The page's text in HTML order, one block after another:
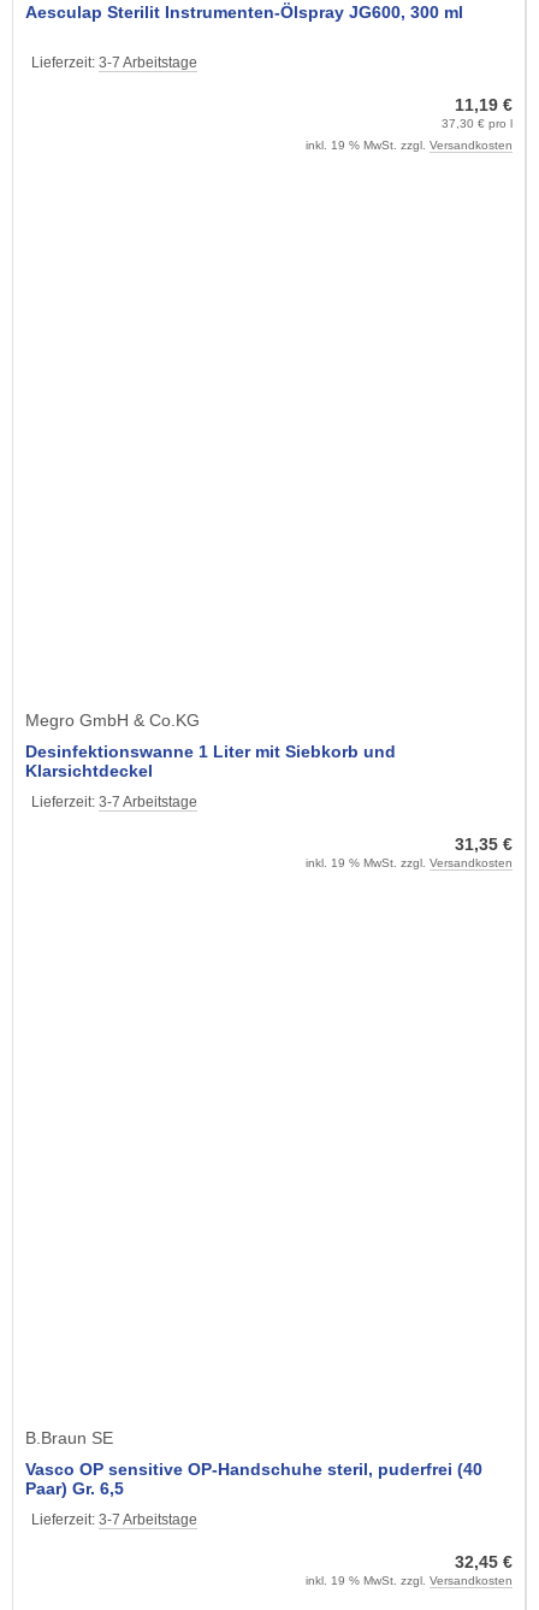
Aesculap Sterilit Instrumenten-Ölspray JG600, 300 ml
Lieferzeit: 3-7 Arbeitstage
11,19 €
37,30 € pro l
inkl. 19 % MwSt. zzgl. Versandkosten
Megro GmbH & Co.KG
Desinfektionswanne 1 Liter mit Siebkorb und
Klarsichtdeckel
Lieferzeit: 3-7 Arbeitstage
31,35 €
inkl. 19 % MwSt. zzgl. Versandkosten
B.Braun SE
Vasco OP sensitive OP-Handschuhe steril, puderfrei (40
Paar) Gr. 6,5
Lieferzeit: 3-7 Arbeitstage
32,45 €
inkl. 19 % MwSt. zzgl. Versandkosten